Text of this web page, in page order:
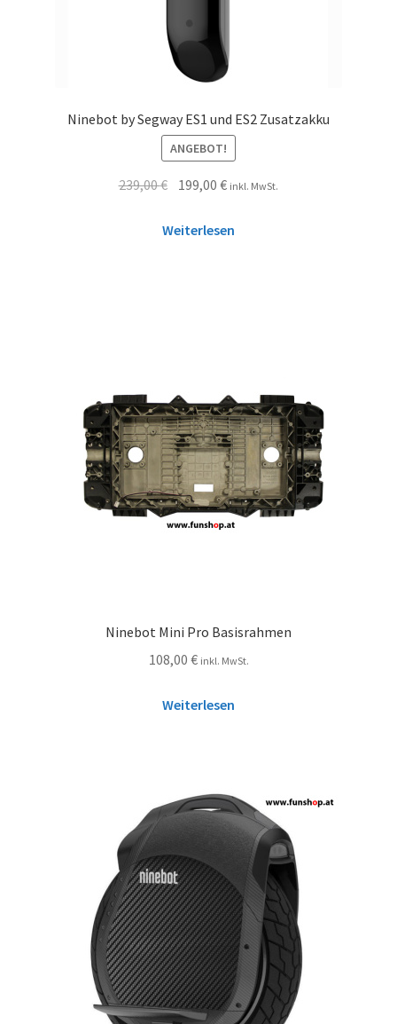
Ninebot by Segway ES1 und ES2 Zusatzakku
ANGEBOT!
239,00€ 199,00€ inkl. MwSt.
Weiterlesen
Ninebot Mini Pro Basisrahmen
108,00 € inkl. MwSt.
Weiterlesen